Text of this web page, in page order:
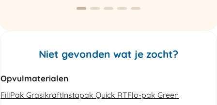
Niet gevonden wat je zocht?
Opvulmaterialen
FillPak GrasikraftInstapak Quick RTFlo-pak Green